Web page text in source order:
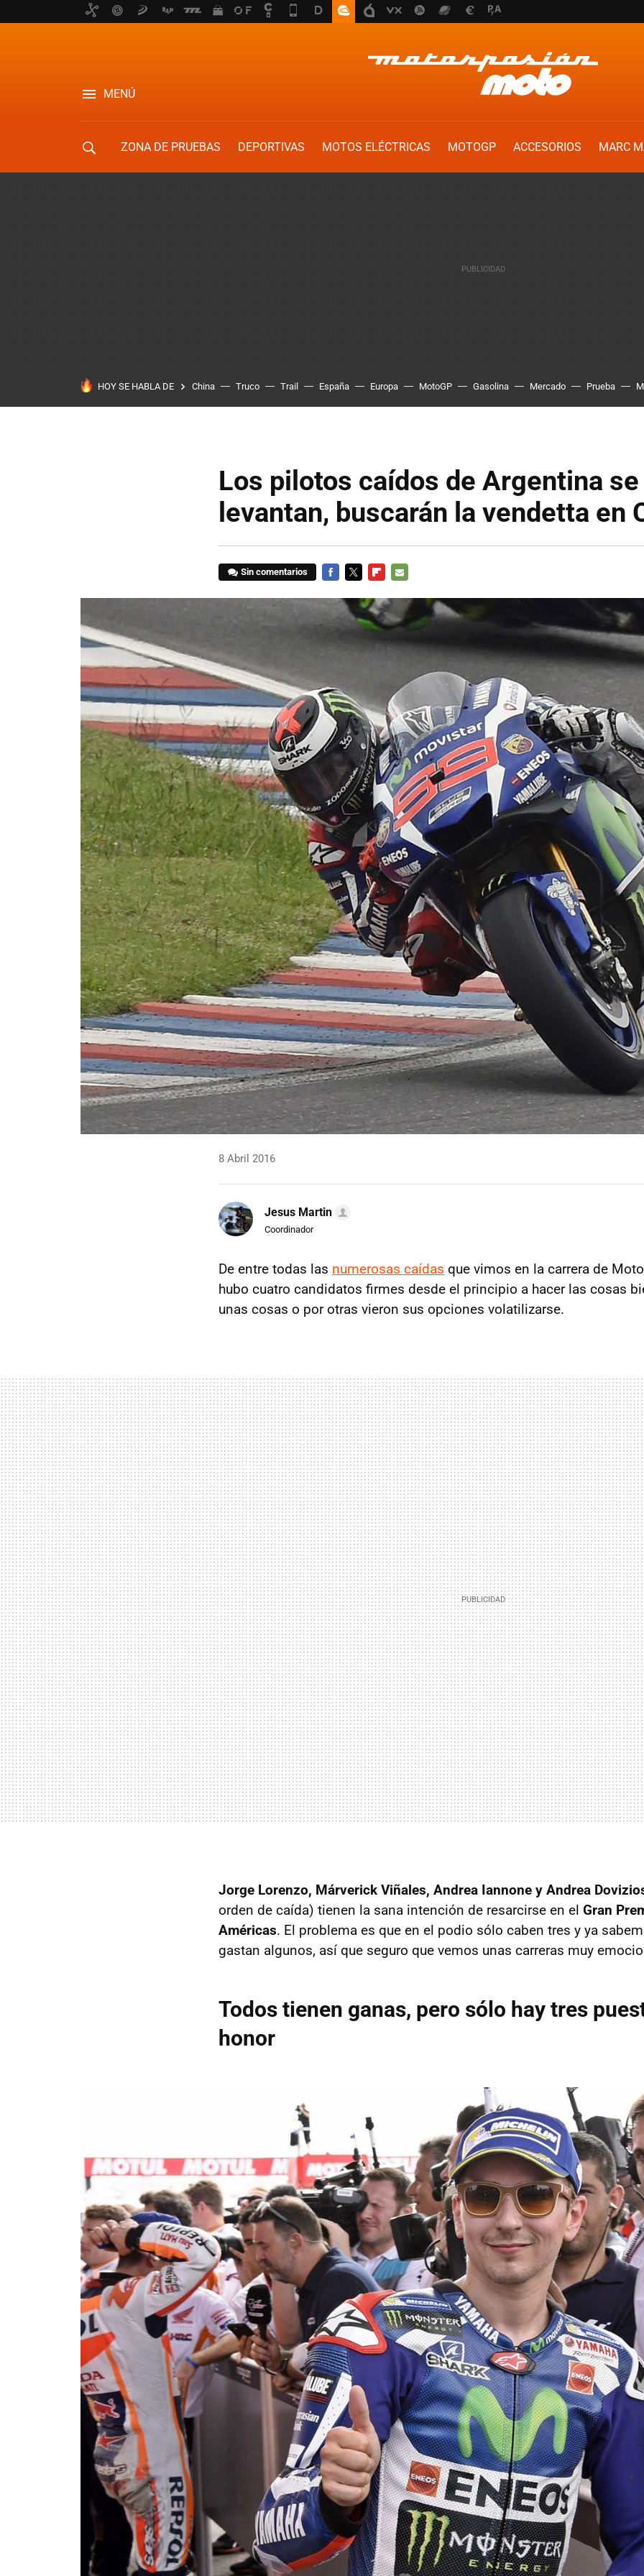
MENÚ
ZONA DE PRUEBAS DEPORTIVAS MOTOS ELÉCTRICAS MOTOGP ACCESORIOS
MARC
HOY SE HABLA DE China Truco Trail España Europa MotoGP Gasolina Mercado Prueba
Los pilotos caídos de Argentina se
levantan, buscarán la vendetta en
Sin comentarios
MAIL
8 Abril 2016
Jesus Martin
Coordinador
De entre todas las numerosas caídas que vimos en la carrera de
hubo cuatro candidatos firmes desde el principio a hacer las cosas
unas cosas o por otras vieron sus opciones volatilizarse.
Jorge Lorenzo, Márverick Viñales, Andrea Iannone y Andrea
orden de caída) tienen la sana intención de resarcirse en el Gran
Américas. El problema es que en el podio sólo caben tres y ya
gastan algunos, así que seguro que vemos unas carreras muy
Todos tienen ganas, pero sólo hay tres
honor